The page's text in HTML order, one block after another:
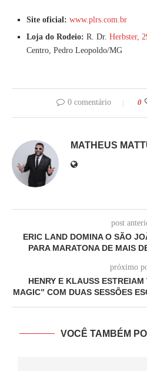
Site oficial: www.plrs.com.br
Loja do Rodeio: R. Dr. Herbster,
Centro, Pedro Leopoldo/MG
0 comentário 0
MATHEUS
post
ERIC LAND DOMINA O SÃO
PARA MARATONA DE MAIS
próximo
HENRY E KLAUSS
MAGIC” COM DUAS SESSÕES
VOCÊ TAMBÉM